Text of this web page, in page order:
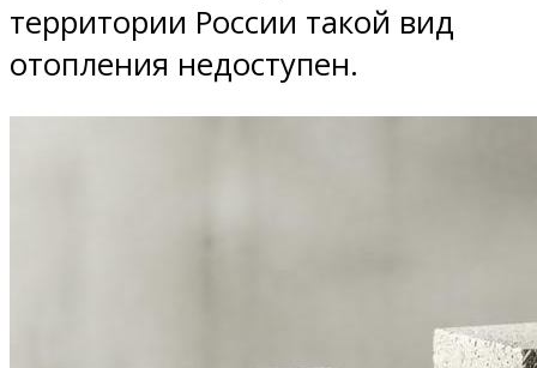
территории России такой вид
отопления недоступен.